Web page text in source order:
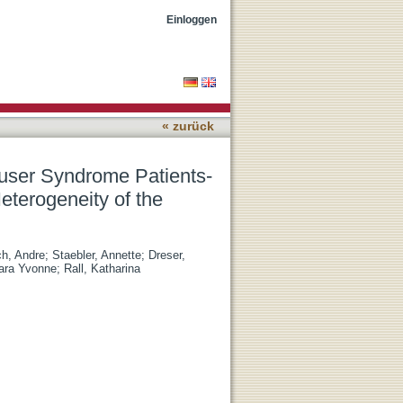
Malformations,
Einloggen
« zurück
Syndrome Patients-
of the
Andre; Staebler, Annette; Dreser,
Yvonne; Rall, Katharina